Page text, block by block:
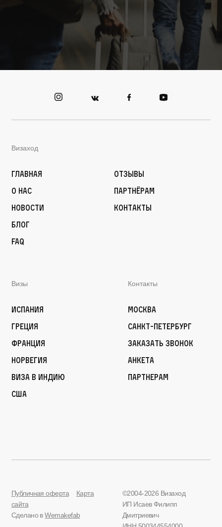
Визаход
Главная
О нас
Новости
Блог
FAQ
Отзывы
Партнёрам
Контакты
Визы
Испания
Греция
Франция
Норвегия
Виза в Индию
США
Контакты
Москва
Санкт-Петербург
Заказать звонок
Анкета
Партнерам
Публичная оферта
Карта
сайта
Сделано вWemakefab
©2004-2026 Визаход
ИП Исаев Филипп
Дмитриевич